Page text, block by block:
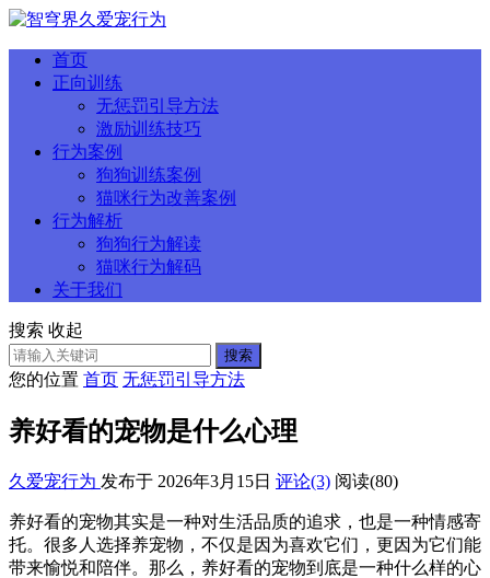
首页
正向训练
无惩罚引导方法
激励训练技巧
行为案例
狗狗训练案例
猫咪行为改善案例
行为解析
狗狗行为解读
猫咪行为解码
关于我们
搜索 收起
搜索
您的位置 首页 无惩罚引导方法
养好看的宠物是什么心理
久爱宠行为 发布于 2026年3月15日 评论(3) 阅读(80)
养好看的宠物其实是一种对生活品质的追求，也是一种情感寄
托。很多人选择养宠物，不仅是因为喜欢它们，更因为它们能
带来愉悦和陪伴。那么，养好看的宠物到底是一种什么样的心